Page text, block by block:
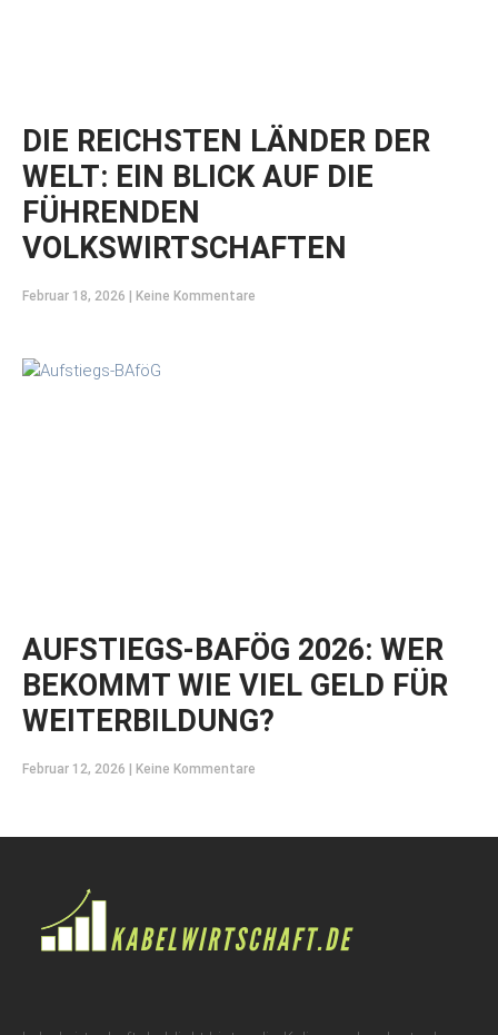
DIE REICHSTEN LÄNDER DER
WELT: EIN BLICK AUF DIE
FÜHRENDEN
VOLKSWIRTSCHAFTEN
Februar 18, 2026 Keine Kommentare
AUFSTIEGS-BAFÖG 2026: WER
BEKOMMT WIE VIEL GELD FÜR
WEITERBILDUNG?
Februar 12, 2026 Keine Kommentare